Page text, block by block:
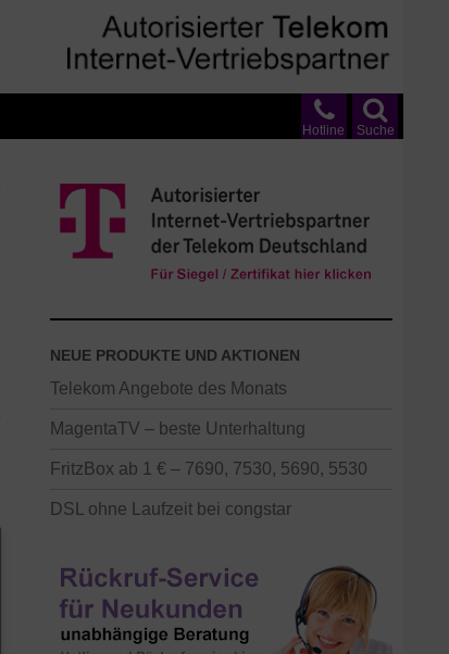
Suche
Hotline
NEUE PRODUKTE UND AKTIONEN
Telekom Angebote des Monats
MagentaTV – beste Unterhaltung
FritzBox ab 1 € – 7690, 7530, 5690, 5530
DSL ohne Laufzeit bei congstar